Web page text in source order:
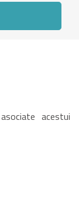
acestui